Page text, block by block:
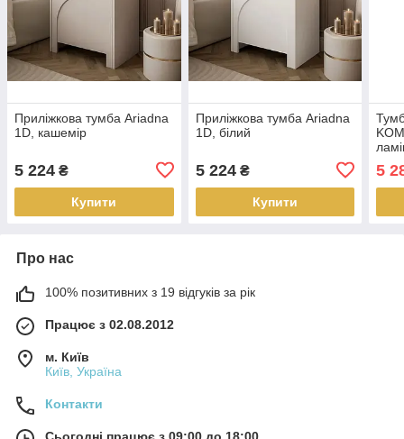
Приліжкова тумба Ariadna
1D, кашемір
5 224 ₴
Купити
Приліжкова тумба Ariadna
1D, білий
5 224₴
Купити
5
Про нас
100% позитивних з 19 відгуків за рік
Працює з 02.08.2012
м. Київ
Київ, Україна
Контакти
Сьогодні працює з 09:00 до 18:00